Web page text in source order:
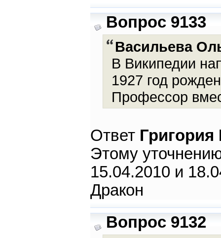
Вопрос 9133
Васильева
В Википедии
1927 год
Профессор
Ответ
Этому
15.04.2010 и
Дракон
Вопрос 9132